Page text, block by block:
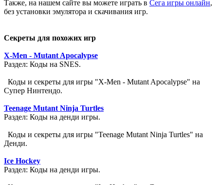
Также, на нашем сайте вы можете играть в Сега игры онлайн,
без установки эмулятора и скачивания игр.
Секреты для похожих игр
X-Men - Mutant Apocalypse
Раздел: Коды на SNES.
Коды и секреты для игры "X-Men - Mutant Apocalypse" на
Супер Нинтендо.
Teenage Mutant Ninja Turtles
Раздел: Коды на денди игры.
Коды и секреты для игры "Teenage Mutant Ninja Turtles" на
Денди.
Ice Hockey
Раздел: Коды на денди игры.